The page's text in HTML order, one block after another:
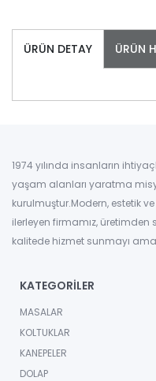
ÜRÜN DETAY ÜRÜN
1974 yılında insanların
yaşam alanları yaratma
kurulmuştur.Modern, estetik
ilerleyen firmamız, üretimden
kalitede hizmet sunmayı
KATEGORİLER
MASALAR
KOLTUKLAR
KANEPELER
DOLAP